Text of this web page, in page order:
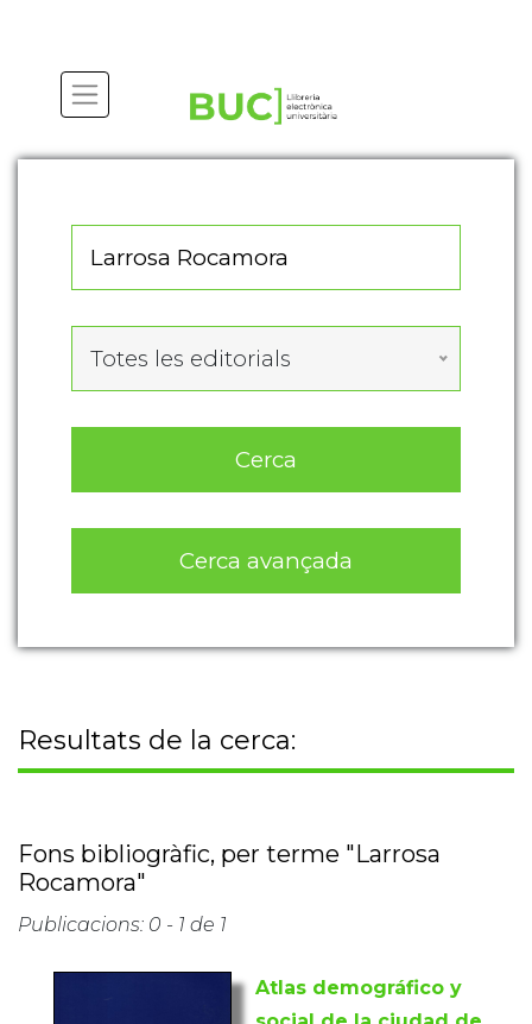
Totes les editorials
Cerca
Cerca avançada
Resultats de la cerca:
Fons bibliogràfic, per terme "Larrosa
Rocamora"
Publicacions: 0 - 1 de 1
Atlas demográfico y